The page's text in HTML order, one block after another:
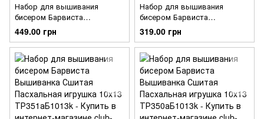
Набор для вышивания
бисером Барвиста
Вышиванка Сшитая
Пасхальная игрушка 10х13
ТР353аБ1013k
449.00 грн
Набор для вышивания
бисером Барвиста
Вышиванка Сшитая
Пасхальная игрушка 10х13
ТР352аБ1013k
319.00 грн